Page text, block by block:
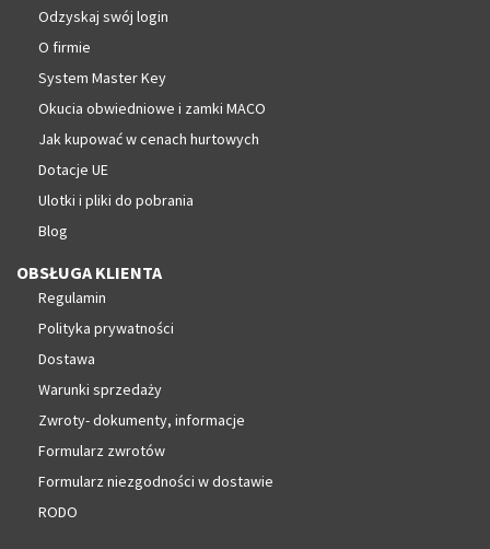
Odzyskaj swój login
O firmie
System Master Key
Okucia obwiedniowe i zamki MACO
Jak kupować w cenach hurtowych
Dotacje UE
Ulotki i pliki do pobrania
Blog
OBSŁUGA KLIENTA
Regulamin
Polityka prywatności
Dostawa
Warunki sprzedaży
Zwroty- dokumenty, informacje
Formularz zwrotów
Formularz niezgodności w dostawie
RODO